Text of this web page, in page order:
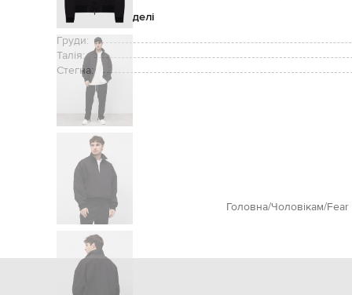
Параметри моделі
Груди:
Талія:
Стегна:
Головна Чоловікам Fear